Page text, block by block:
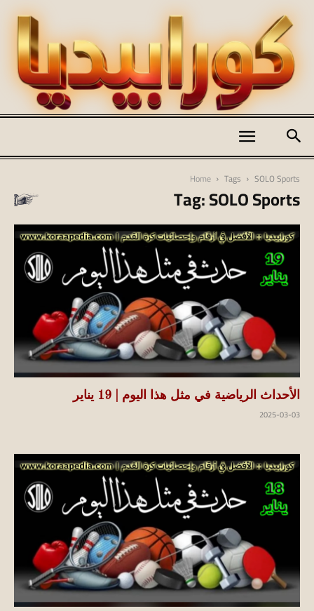
koraapedia
Home Tags SOLO Sports
Tag: SOLO Sports
الأحداث الرياضية في مثل هذا اليوم | 19 يناير
2025-03-03